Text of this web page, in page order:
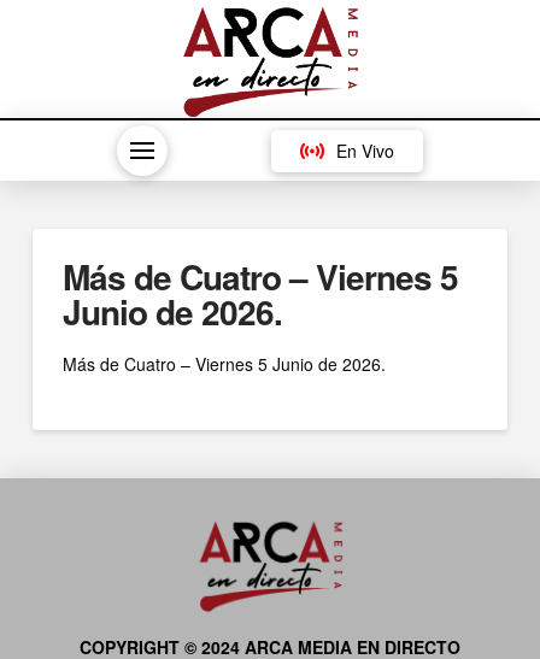
En Vivo
Más de Cuatro – Viernes 5
Junio de 2026.
Más de Cuatro – Viernes 5 Junio de 2026.
COPYRIGHT © 2024 ARCA MEDIA EN DIRECTO